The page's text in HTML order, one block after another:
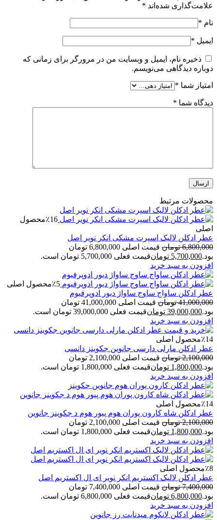
علامت‌گذاری شده‌اند *
نام *
ایمیل *
ذخیره نام، ایمیل و وبسایت من در مرورگر برای زمانی که
دوباره دیدگاهی می‌نویسم.
امتیاز شما *
دیدگاه شما *
محصولات مرتبط
٪16محصول
اصلی
عطر ادکلن لالیک اسپرت مشکی انکر نویر اصل
6,800,000 تومان
قیمت اصلی 6,800,000 تومان
بود.5,700,000 تومانقیمت فعلی 5,700,000 تومان است.
افزودن به سبد خرید
٪5محصول اصلی
عطر ادکلن ساواج ساوج ساواژ دیور ادوپرفیوم
41,000,000 تومان
قیمت اصلی 41,000,000 تومان
بود.39,000,000 تومانقیمت فعلی 39,000,000 تومان است.
افزودن به سبد خرید
٪14محصول اصلی
عطر ادکلن مارلی دارسی جانوین جکوینز دانسی
2,100,000 تومان
قیمت اصلی 2,100,000 تومان
بود.1,800,000 تومانقیمت فعلی 1,800,000 تومان است.
افزودن به سبد خرید
٪14محصول اصلی
عطر ادکلن شاه کارون پوران هوم پیور هوم د جکوینز جانوین
2,100,000 تومان
قیمت اصلی 2,100,000 تومان
بود.1,800,000 تومانقیمت فعلی 1,800,000 تومان است.
افزودن به سبد خرید
٪8محصول اصلی
عطر ادکلن لالیک اکستریم انکر نویر ای ال اکستریم اصل
7,400,000 تومان
قیمت اصلی 7,400,000 تومان
بود.6,800,000 تومانقیمت فعلی 6,800,000 تومان است.
افزودن به سبد خرید